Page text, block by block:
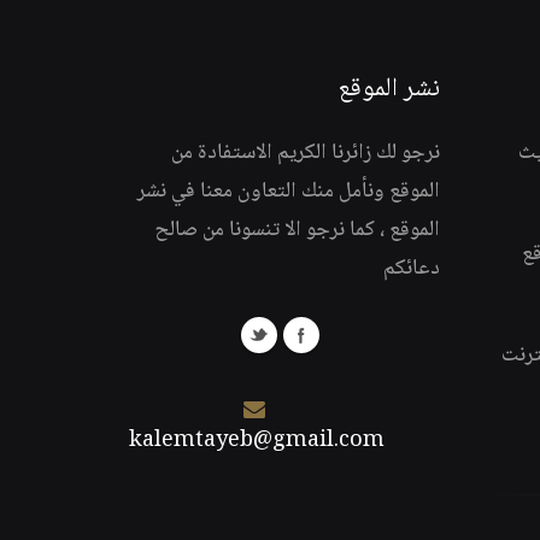
نشر الموقع
نرجو لك زائرنا الكريم الاستفادة من
الموقع ونأمل منك التعاون معنا في نشر
الموقع ، كما نرجو الا تنسونا من صالح
دعائكم
kalemtayeb@gmail.com